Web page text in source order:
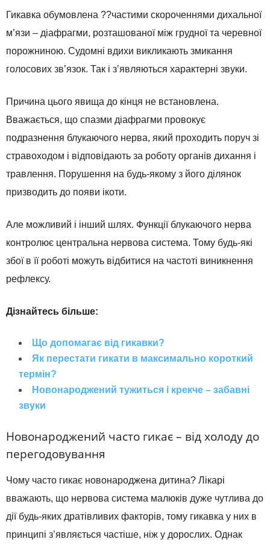
Гикавка обумовлена ??частими скороченнями дихальної
м’язи – діафрагми, розташованої між грудної та черевної
порожниною. Судомні вдихи викликають змикання
голосових зв’язок. Так і з’являються характерні звуки.
Причина цього явища до кінця не встановлена.
Вважається, що спазми діафрагми провокує
подразнення блукаючого нерва, який проходить поруч зі
стравоходом і відповідають за роботу органів дихання і
травлення. Порушення на будь-якому з його ділянок
призводить до появи ікоти.
Але можливий і інший шлях. Функції блукаючого нерва
контролює центральна нервова система. Тому будь-які
збої в її роботі можуть відбитися на частоті виникнення
рефлексу.
Дізнайтесь більше:
Що допомагає від гикавки?
Як перестати гикати в максимально короткий
термін?
Новонароджений тужиться і крекче – забавні
звуки
Новонароджений часто гикає – від холоду до
перегодовування
Чому часто гикає новонароджена дитина? Лікарі
вважають, що нервова система малюків дуже чутлива до
дії будь-яких дратівливих факторів, тому гикавка у них в
принципі з’являється частіше, ніж у дорослих. Однак